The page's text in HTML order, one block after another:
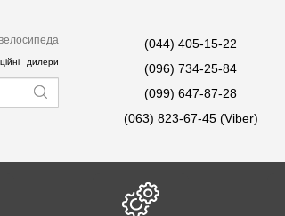
дилери
(044) 405-15-22
(096) 734-25-84
(099) 647-87-28
(063) 823-67-45 (Viber)